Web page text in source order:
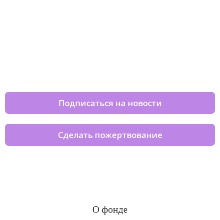
Подписаться на новости
Сделать пожертвование
О фонде